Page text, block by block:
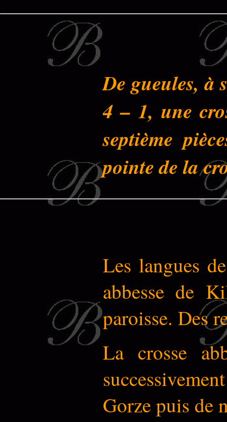
De gueules, à
4 – 1, une
septième
pointe de la
Les langues
abbesse de
paroisse. Des
La crosse
Gorze puis de